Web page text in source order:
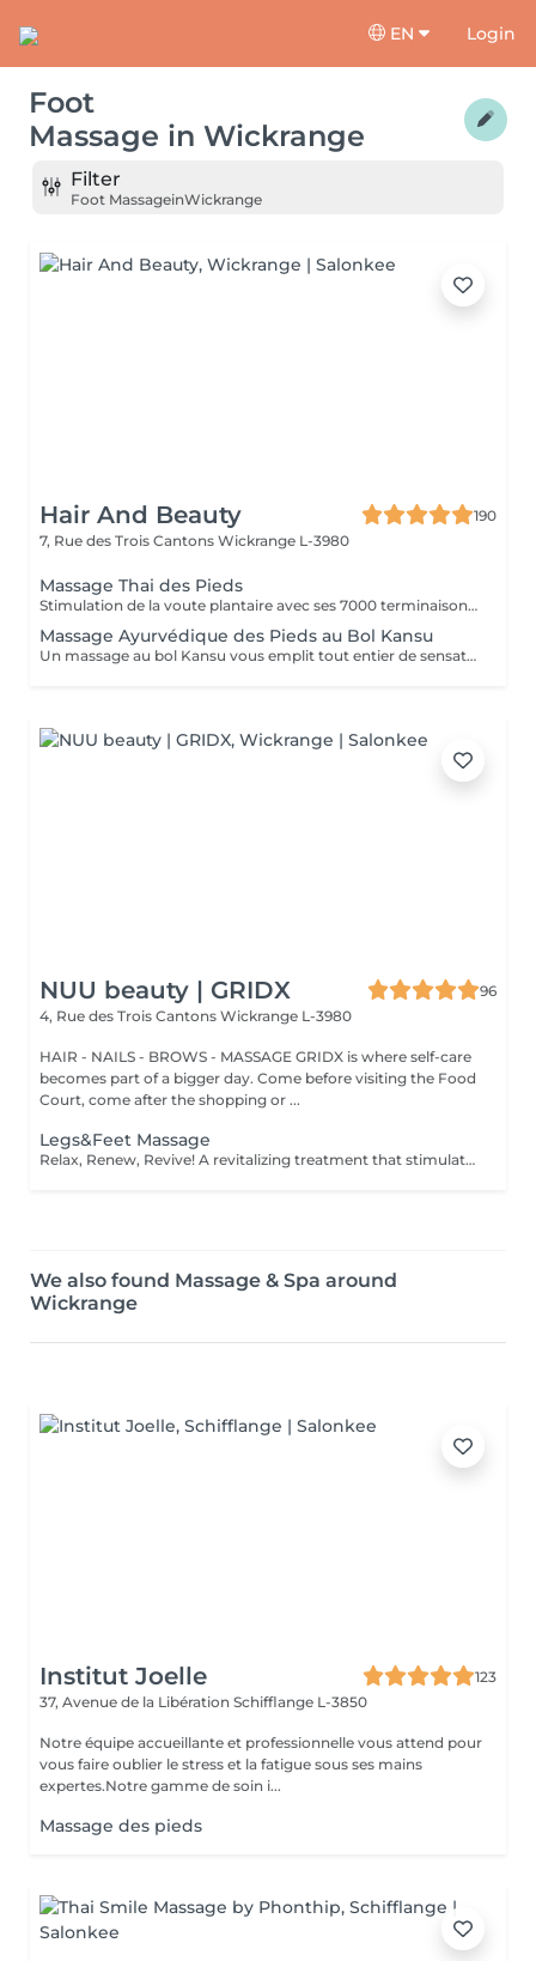
EN Login
Foot
Massage in Wickrange
Filter
Foot MassageinWickrange
Hair And Beauty
190
7, Rue des Trois Cantons Wickrange L-3980
Massage Thai des Pieds
Stimulation de la voute plantaire avec ses 7000 terminaisons nerveuses. Efficace et profond, il apaise l'ensemble du corps.
Massage Ayurvédique des Pieds au Bol Kansu
Un massage au bol Kansu vous emplit tout entier de sensations douces et apaisantes. Il vise à traiter non seulement les points réflexes des pieds mais en même temps les cinq éléments.
NUU beauty | GRIDX
96
4, Rue des Trois Cantons Wickrange L-3980
HAIR - NAILS - BROWS - MASSAGE GRIDX is where self-care
becomes part of a bigger day. Come before visiting the Food
Court, come after the shopping or ...
Legs&Feet Massage
Relax, Renew, Revive! A revitalizing treatment that stimulates circulation, reduces fluid retention, and relieves muscle fatigue. Ideal for clients who spend long hours standing, exercising, or traveling. Light or firm pressure can be tailored to your needs. Age restrictions: there are no age restrictions for this procedure. Post procedure recommendations: do not do sport and any sharp movements for 2-3 hours after the procedure. Frequency: 1-2 times per week, 10 times in total. Repeat once in 3-6 months.
We also found Massage & Spa around
Wickrange
Institut Joelle
123
37, Avenue de la Libération Schifflange L-3850
Notre équipe accueillante et professionnelle vous attend pour
vous faire oublier le stress et la fatigue sous ses mains
expertes.Notre gamme de soin i...
Massage des pieds